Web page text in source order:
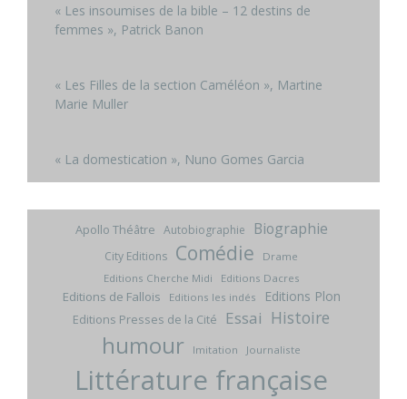
« Les insoumises de la bible – 12 destins de
femmes », Patrick Banon
« Les Filles de la section Caméléon », Martine
Marie Muller
« La domestication », Nuno Gomes Garcia
Apollo Théâtre Autobiographie Biographie
City Editions Comédie
Drame
Editions Cherche Midi
Editions Dacres
Editions de Fallois Editions les indés Editions Plon
Editions Presses de la Cité Essai Histoire
humour Imitation Journaliste
Littérature française